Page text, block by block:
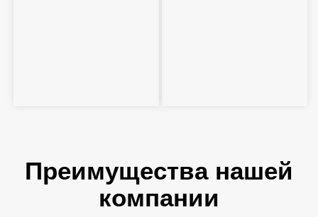
Преимущества нашей
компании